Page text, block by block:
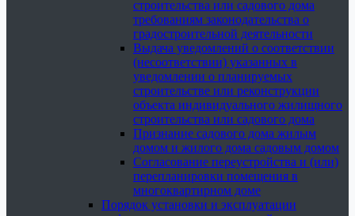
строительства или садового дома
требованиям законодательства о
градостроительной деятельности
Выдача уведомлений о соответствии
(несоответствии) указанных в
уведомлении о планируемых
строительстве или реконструкции
объекта индивидуального жилищного
строительства или садового дома
Признание садового дома жилым
домом и жилого дома садовым домом
Согласование переустройства и (или)
перепланировки помещения в
многоквартирном доме
Порядок установки и эксплуатации